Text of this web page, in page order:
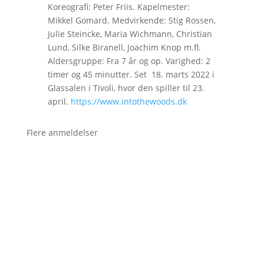
Koreografi: Peter Friis. Kapelmester:
Mikkel Gomard. Medvirkende: Stig Rossen,
Julie Steincke, Maria Wichmann, Christian
Lund, Silke Biranell, Joachim Knop m.fl.
Aldersgruppe: Fra 7 år og op. Varighed: 2
timer og 45 minutter. Set 18. marts 2022 i
Glassalen i Tivoli, hvor den spiller til 23.
april. https://www.intothewoods.dk
Flere anmeldelser